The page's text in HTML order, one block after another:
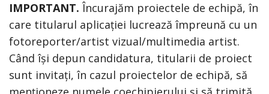
IMPORTANT. Încurajăm proiectele de echipă, în
care titularul aplicației lucrează împreună cu un
fotoreporter/artist vizual/multimedia artist.
Când își depun candidatura, titularii de proiect
sunt invitați, în cazul proiectelor de echipă, să